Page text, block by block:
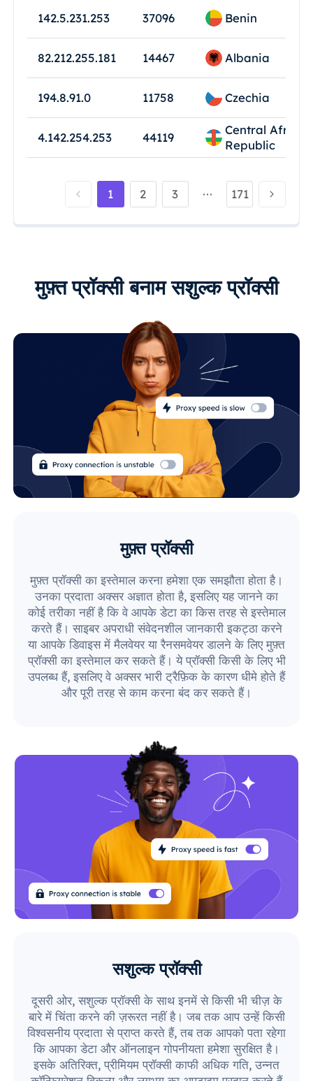
142.5.231.253 37096 Benin
82.212.255.181 14467 Albania
194.8.91.0 11758 Czechia
4.142.254.253 44119
Central African
Republic
1 2 3 171
मुफ़्त प्रॉक्सी बनाम सशुल्क प्रॉक्सी
मुफ़्त प्रॉक्सी
मुफ़्त प्रॉक्सी का इस्तेमाल करना हमेशा एक समझौता होता है।
उनका प्रदाता अक्सर अज्ञात होता है, इसलिए यह जानने का
कोई तरीका नहीं है कि वे आपके डेटा का किस तरह से इस्तेमाल
करते हैं। साइबर अपराधी संवेदनशील जानकारी इकट्ठा करने
या आपके डिवाइस में मैलवेयर या रैनसमवेयर डालने के लिए मुफ़्त
प्रॉक्सी का इस्तेमाल कर सकते हैं। ये प्रॉक्सी किसी के लिए भी
उपलब्ध हैं, इसलिए वे अक्सर भारी ट्रैफ़िक के कारण धीमे होते हैं
और पूरी तरह से काम करना बंद कर सकते हैं।
सशुल्क प्रॉक्सी
दूसरी ओर, सशुल्क प्रॉक्सी के साथ इनमें से किसी भी चीज़ के
बारे में चिंता करने की ज़रूरत नहीं है। जब तक आप उन्हें किसी
विश्वसनीय प्रदाता से प्राप्त करते हैं, तब तक आपको पता रहेगा
कि आपका डेटा और ऑनलाइन गोपनीयता हमेशा सुरक्षित है।
इसके अतिरिक्त, प्रीमियम प्रॉक्सी काफी अधिक गति, उन्नत